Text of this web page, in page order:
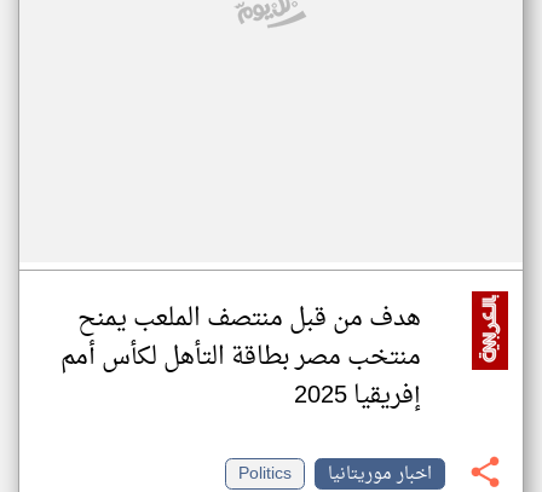
هدف من قبل منتصف الملعب يمنح
منتخب مصر بطاقة التأهل لكأس أمم
إفريقيا 2025
اخبار موريتانيا
Politics